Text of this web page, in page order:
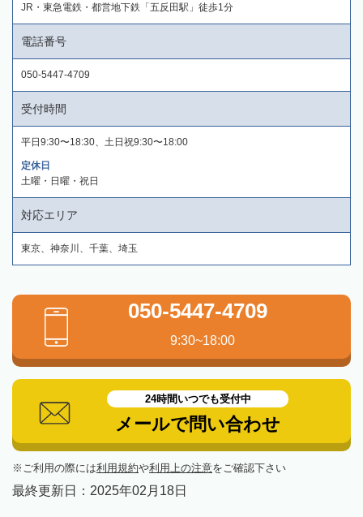
JR・東急電鉄・都営地下鉄「五反田駅」徒歩1分
電話番号
050-5447-4709
受付時間
平日9:30〜18:30、土日祝9:30〜18:00
定休日
土曜・日曜・祝日
対応エリア
東京、神奈川、千葉、埼玉
050-5447-4709
9:30~18:00
24時間いつでも受付中
メールで問い合わせ
ご利用の際には利用規約や利用上の注意をご確認下さい
最終更新日： 2025年02月18日